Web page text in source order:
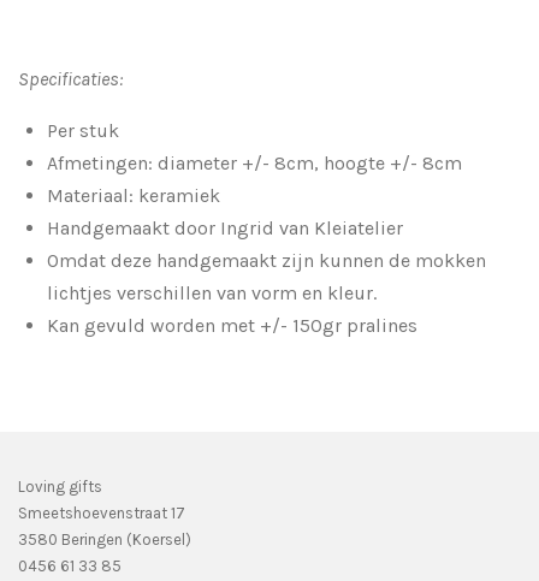
Specificaties:
Per stuk
Afmetingen: diameter +/- 8cm, hoogte +/- 8cm
Materiaal: keramiek
Handgemaakt door Ingrid van Kleiatelier
Omdat deze handgemaakt zijn kunnen de mokken
lichtjes verschillen van vorm en kleur.
Kan gevuld worden met +/- 150gr pralines
Loving gifts
Smeetshoevenstraat 17
3580 Beringen (Koersel)
0456 61 33 85